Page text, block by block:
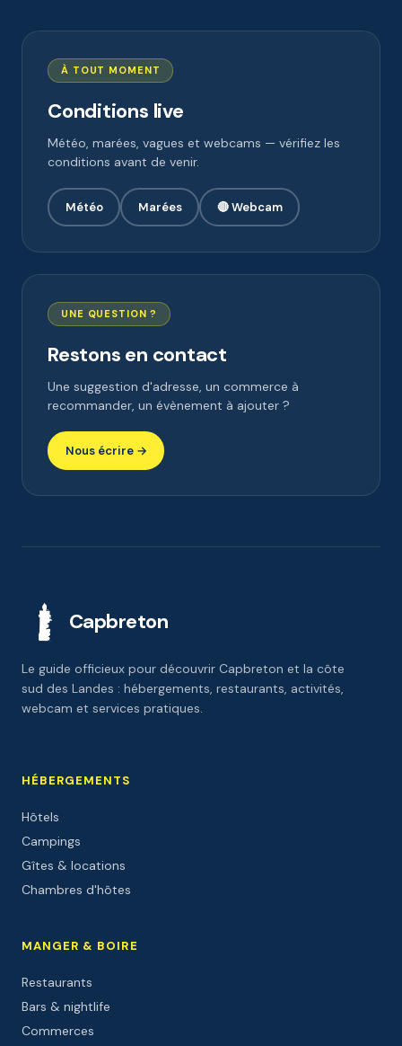
À TOUT MOMENT
Conditions live
Météo, marées, vagues et webcams — vérifiez les
conditions avant de venir.
Météo Marées 🔴 Webcam
UNE QUESTION ?
Restons en contact
Une suggestion d'adresse, un commerce à
recommander, un évènement à ajouter ?
Nous écrire →
Capbreton
Le guide officieux pour découvrir Capbreton et la côte
sud des Landes : hébergements, restaurants, activités,
webcam et services pratiques.
HÉBERGEMENTS
Hôtels
Campings
Gîtes & locations
Chambres d'hôtes
MANGER & BOIRE
Restaurants
Bars & nightlife
Commerces